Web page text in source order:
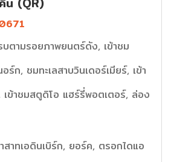
ตามรอยภาพยนตร์ดัง, เข้าชม
ร์ก, ชมทะเลสาบวินเดอร์เมียร์, เข้า
ข้าชมสตูดิโอ แฮร์รี่พอตเตอร์, ล่อง
สาทเอดินเบิร์ก, ยอร์ค, ตรอกไดแอ